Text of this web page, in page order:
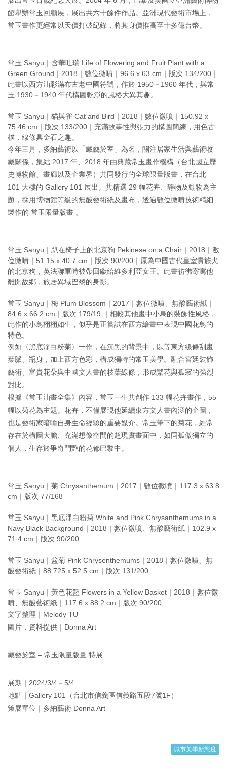
館舉辦常玉回顧展，展出共六十餘件作品。亞洲現代藝術市場上，
常玉畫作更經常以天價打破紀錄，將其身價推高至十多億台幣。
常玉 Sanyu｜含華吐瑞 Life of Flowering and Fruit Plant with a
Green Ground｜2018｜數位微噴｜96.6 x 63 cm｜版次 134/200｜
此畫以西方油彩滿布古老中國符號，作於 1950－1960 年代，與常
玉 1930－1940 年代構圖乾淨的風格大異其趣。
常玉 Sanyu｜貓與雀 Cat and Bird｜2018｜數位微噴｜150.92 x
75.46 cm｜版次 133/200｜充滿故事性與張力的構圖簡練，用色古
樸，線條具金石之趣。
今年三月，多納藝術以「藏藝於室」為名，關注居家生活與藝術收
藏關係，集結 2017 年、2018 年由典藏常玉畫作機構（台北國立歷
史博物館、畫廊以及企業界）共同發行的全球限量版畫，在台北
101 大樓的 Gallery 101 展出。共精選 29 幅花卉、靜物及動物為主
題，採用博物館等級的無酸藝術紙及畫布，透過數位微噴技術精細
製作的 常玉限量版畫 。
常玉 Sanyu｜趴在椅子上的北京狗 Pekinese on a Chair｜2018｜數
位微噴｜51.15 x 40.7 cm｜版次 90/200｜原為中國古代皇室貴族犬
的北京狗，英法聯軍時被帶回獻給維多利亞女王。此畫彷彿寄寓他
離開故鄉，旅居異域巴黎的身影。
常玉 Sanyu｜梅 Plum Blossom｜2017｜數位微噴、無酸藝術紙｜
84.6 x 66.2 cm｜版次 179/19 ｜相較其他畫中小烏的裝飾性風格，
此作的小鳥栩栩如生，似乎是正嘗試在西方繪畫中表現中國花鳥的
特色。
例如〈黑底淨白粉菊〉一作，在沉黑的背景中，以等東方線條刮畫
葉脈、瓶身，加上西方色彩，構成獨特的常玉美學。融合宮廷裝飾
藝術、富貴花朵與中國文人畫的枝葉線條，形成繁花與孤寂的強烈
對比。
根據《常玉油畫全集》內容，常玉一生共創作 133 幅花卉畫作，55
幅以菊花為主題。花卉，不僅展現他延續東方文人畫內涵的企圖，
也是藝術家暗喻自身生命經驗的重要媒介。常玉筆下的菊花，經常
存在於構圖大膽、充滿想像空間的超現實畫面中，如同孤傲獨立的
個人，生存於爭奇鬥艷的花都巴黎中。
常玉 Sanyu｜菊 Chrysanthemum｜2017｜數位微噴｜117.3 x 63.8
cm｜版次 77/168
常玉 Sanyu｜黑底淨白粉菊 White and Pink Chrysanthemums in a
Navy Black Background｜2018｜數位微噴、無酸藝術紙｜102.9 x
71.4 cm｜版次 90/200
常玉 Sanyu｜盆菊 Pink Chrysenthemums｜2018｜數位微噴、無
酸藝術紙｜88.725 x 52.5 cm｜版次 131/200
常玉 Sanyu｜黃色花籃 Flowers in a Yellow Basket｜2018｜數位微
噴、無酸藝術紙｜117.6 x 88.2 cm｜版次 90/200
文字整理｜Melody TU
圖片．資料提供｜Donna Art
藏藝於室 – 常玉限量版畫 特展
展期｜2024/3/4－5/4
地點｜Gallery 101（台北市信義區信義路五段7號1F）
策展單位｜多納藝術 Donna Art
城市美學新態度